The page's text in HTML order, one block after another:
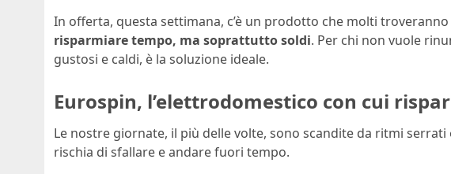
In offerta, questa settimana, c’è un prodotto che molti
risparmiare tempo, ma soprattutto soldi. Per chi non vuole
gustosi e caldi, è la soluzione ideale.
Eurospin, l’elettrodomestico con cui
Le nostre giornate, il più delle volte, sono scandite da ritmi serrati
rischia di sfallare e andare fuori tempo.